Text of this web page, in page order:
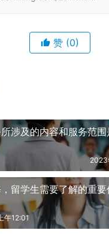
赞 (0)
涉及的内容和服务范围
2023
留学生需要了解的重要
午12:01